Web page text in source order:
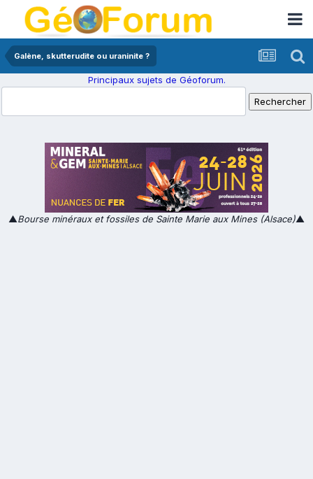
Galène, skutterudite ou uraninite ?
Principaux sujets de Géoforum.
▲Bourse minéraux et fossiles de Sainte Marie aux Mines (Alsace)▲